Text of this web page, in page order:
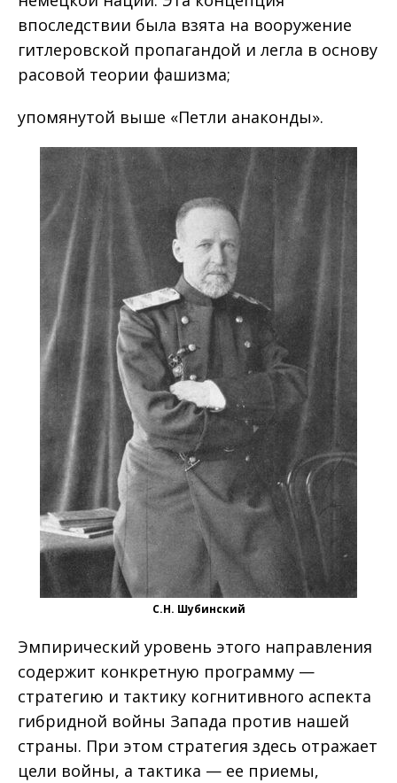
впоследствии была взята на вооружение
гитлеровской пропагандой и легла в основу
расовой теории фашизма;
упомянутой выше «Петли анаконды».
С.Н. Шубинский
Эмпирический уровень этого направления
содержит конкретную программу —
стратегию и тактику когнитивного аспекта
гибридной войны Запада против нашей
страны. При этом стратегия здесь отражает
цели войны, а тактика — ее приемы,